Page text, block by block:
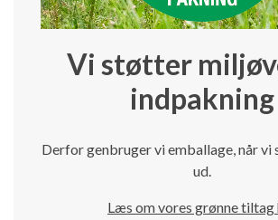
Vi støtter
indpakning
Derfor genbruger vi emballage, når vi
ud.
Læs om vores grønne tiltag